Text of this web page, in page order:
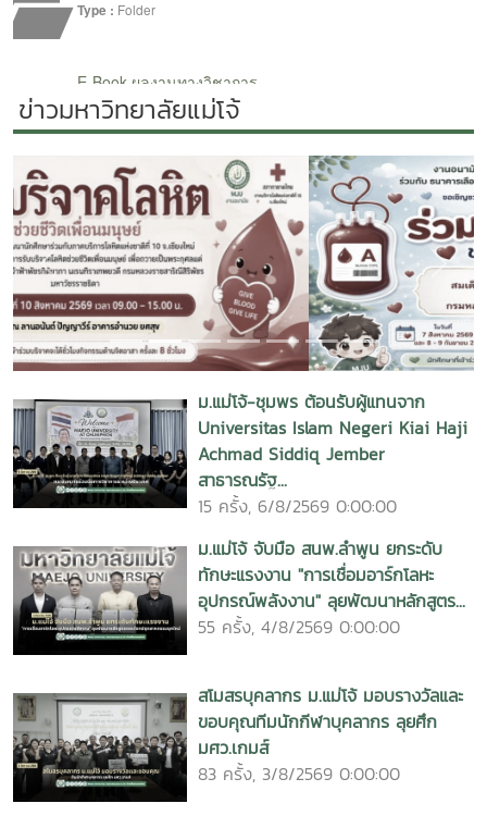
ข่าวมหาวิทยาลัยแม่โจ้
Previous Next
ม.แม่โจ้-ชุมพร ต้อนรับผู้แทนจาก
Universitas Islam Negeri Kiai Haji
Achmad Siddiq Jember
สาธารณรัฐ...
15 ครั้ง, 6/8/2569 0:00:00
ม.แม่โจ้ จับมือ สนพ.ลำพูน ยกระดับ
ทักษะแรงงาน "การเชื่อมอาร์กโลหะ
อุปกรณ์พลังงาน" ลุยพัฒนาหลักสูตร...
55 ครั้ง, 4/8/2569 0:00:00
สโมสรบุคลากร ม.แม่โจ้ มอบรางวัลและ
ขอบคุณทีมนักกีฬาบุคลากร ลุยศึก
มศว.เกมส์
83 ครั้ง, 3/8/2569 0:00:00